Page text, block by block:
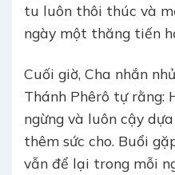
tu luôn thôi thúc và
ngày một thăng tiến
Cuối giờ, Cha nhắn
Thánh Phêrô tự rằng:
ngừng và luôn cậy
thêm sức cho. Buổi
vẫn để lại trong mỗi